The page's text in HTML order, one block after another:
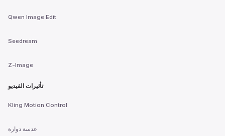
Qwen Image Edit
Seedream
Z-Image
تأثيرات الفيديو
Kling Motion Control
عدسة دوارة